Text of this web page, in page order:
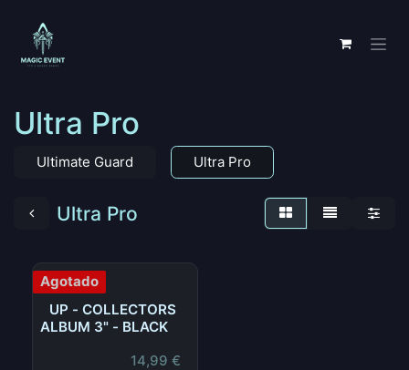
Ultra Pro
Ultimate Guard Ultra Pro
Ultra Pro
Agotado
UP - COLLECTORS
ALBUM 3" - BLACK
14,99 €